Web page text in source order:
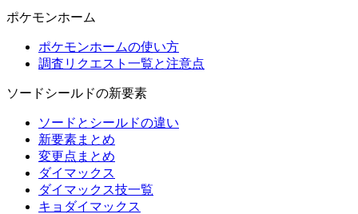
ポケモンホーム
ポケモンホームの使い方
調査リクエスト一覧と注意点
ソードシールドの新要素
ソードとシールドの違い
新要素まとめ
変更点まとめ
ダイマックス
ダイマックス技一覧
キョダイマックス